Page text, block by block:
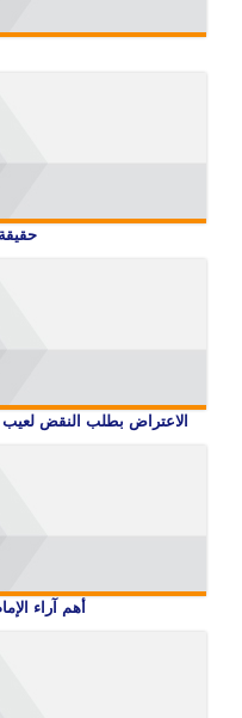
الاعتراض بطلب النقض لعيب
أهم آراء